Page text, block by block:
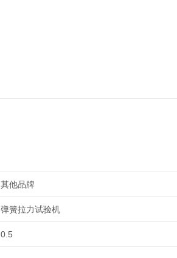
其他品牌
弹簧拉力试验机
0.5